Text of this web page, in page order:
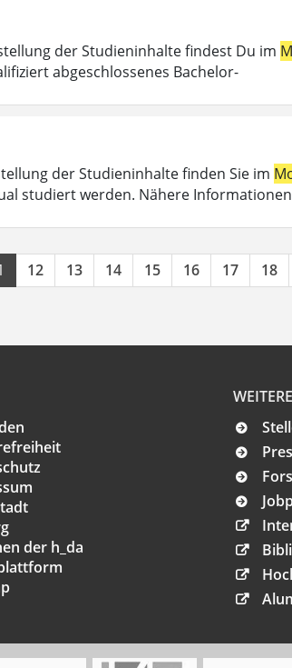
der Studieninhalte findest Du im
abgeschlossenes Bachelor-
der Studieninhalte finden Sie im
studiert werden. Nähere Informationen
12 13 14 15 16 17 18
der h_da